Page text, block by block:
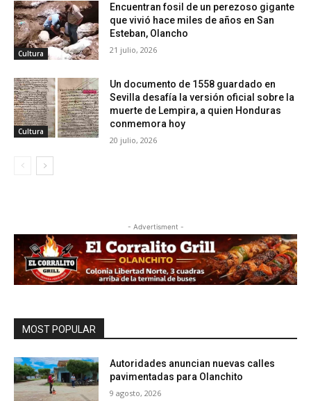
Cultura
Encuentran fosil de un perezoso gigante
que vivió hace miles de años en San
Esteban, Olancho
21 julio, 2026
Cultura
Un documento de 1558 guardado en
Sevilla desafía la versión oficial sobre la
muerte de Lempira, a quien Honduras
conmemora hoy
20 julio, 2026
- Advertisment -
MOST POPULAR
Autoridades anuncian nuevas calles
pavimentadas para Olanchito
9 agosto, 2026